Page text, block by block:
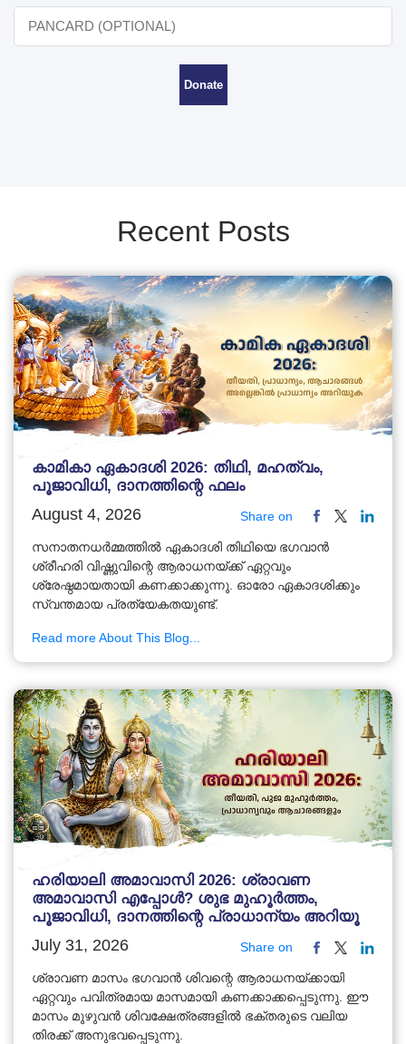
Donate
Recent Posts
കാമികാ ഏകാദശി 2026: തിഥി, മഹത്വം,
പൂജാവിധി, ദാനത്തിന്റെ ഫലം
August 4, 2026 Share on
സനാതനധർമ്മത്തിൽ ഏകാദശി തിഥിയെ ഭഗവാൻ
ശ്രീഹരി വിഷ്ണുവിന്റെ ആരാധനയ്ക്ക് ഏറ്റവും
ശ്രേഷ്ഠമായതായി കണക്കാക്കുന്നു. ഓരോ ഏകാദശിക്കും
സ്വന്തമായ പ്രത്യേകതയുണ്ട്.
Read more About This Blog...
ഹരിയാലി അമാവാസി 2026: ശ്രാവണ
അമാവാസി എപ്പോൾ? ശുഭ മുഹൂർത്തം,
പൂജാവിധി, ദാനത്തിന്റെ പ്രാധാന്യം അറിയൂ
July 31, 2026 Share on
ശ്രാവണ മാസം ഭഗവാൻ ശിവന്റെ ആരാധനയ്ക്കായി
ഏറ്റവും പവിത്രമായ മാസമായി കണക്കാക്കപ്പെടുന്നു. ഈ
മാസം മുഴുവൻ ശിവക്ഷേത്രങ്ങളിൽ ഭക്തരുടെ വലിയ
തിരക്ക് അനുഭവപ്പെടുന്നു.